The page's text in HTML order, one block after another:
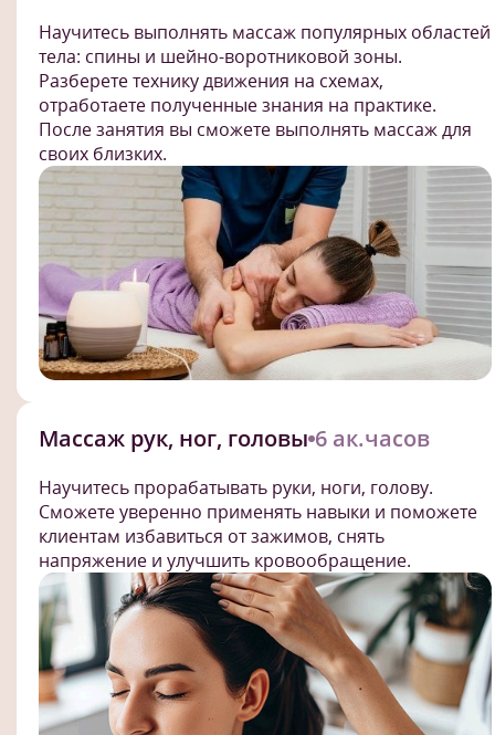
Научитесь выполнять массаж популярных областей
тела: спины и шейно-воротниковой зоны.
Разберете технику движения на схемах,
отработаете полученные знания на практике.
После занятия вы сможете выполнять массаж для
своих близких.
Массаж рук, ног, головы 6 ак.часов
Научитесь прорабатывать руки, ноги, голову.
Сможете уверенно применять навыки и поможете
клиентам избавиться от зажимов, снять
напряжение и улучшить кровообращение.